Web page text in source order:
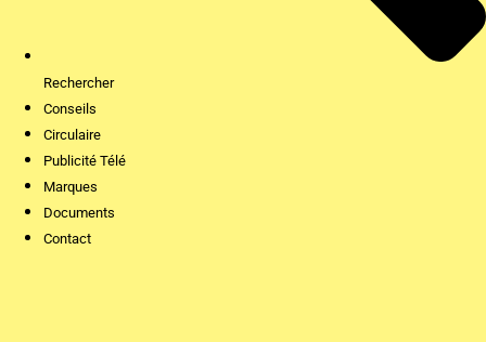
Rechercher
Conseils
Circulaire
Publicité Télé
Marques
Documents
Contact